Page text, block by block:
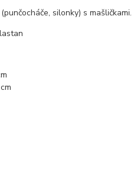
silonky) s mašličkami.